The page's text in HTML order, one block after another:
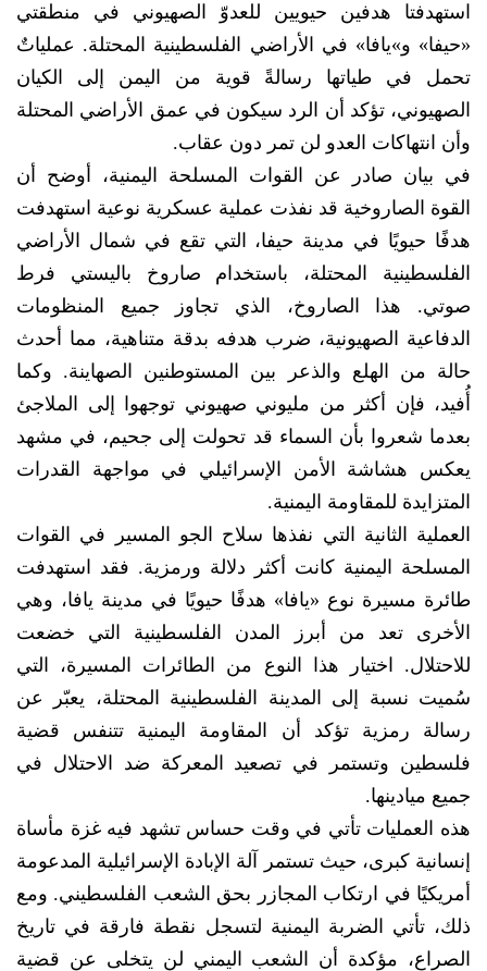
استهدفتا هدفين حيويين للعدوّ الصهيوني في منطقتي
«حيفا» و»يافا» في الأراضي الفلسطينية المحتلة. عملياتٌ
تحمل في طياتها رسالةً قوية من اليمن إلى الكيان
الصهيوني، تؤكد أن الرد سيكون في عمق الأراضي المحتلة
وأن انتهاكات العدو لن تمر دون عقاب.
في بيان صادر عن القوات المسلحة اليمنية، أوضح أن
القوة الصاروخية قد نفذت عملية عسكرية نوعية استهدفت
هدفًا حيويًا في مدينة حيفا، التي تقع في شمال الأراضي
الفلسطينية المحتلة، باستخدام صاروخ باليستي فرط
صوتي. هذا الصاروخ، الذي تجاوز جميع المنظومات
الدفاعية الصهيونية، ضرب هدفه بدقة متناهية، مما أحدث
حالة من الهلع والذعر بين المستوطنين الصهاينة. وكما
أُفيد، فإن أكثر من مليوني صهيوني توجهوا إلى الملاجئ
بعدما شعروا بأن السماء قد تحولت إلى جحيم، في مشهد
يعكس هشاشة الأمن الإسرائيلي في مواجهة القدرات
المتزايدة للمقاومة اليمنية.
العملية الثانية التي نفذها سلاح الجو المسير في القوات
المسلحة اليمنية كانت أكثر دلالة ورمزية. فقد استهدفت
طائرة مسيرة نوع «يافا» هدفًا حيويًا في مدينة يافا، وهي
الأخرى تعد من أبرز المدن الفلسطينية التي خضعت
للاحتلال. اختيار هذا النوع من الطائرات المسيرة، التي
سُميت نسبة إلى المدينة الفلسطينية المحتلة، يعبّر عن
رسالة رمزية تؤكد أن المقاومة اليمنية تتنفس قضية
فلسطين وتستمر في تصعيد المعركة ضد الاحتلال في
جميع ميادينها.
هذه العمليات تأتي في وقت حساس تشهد فيه غزة مأساة
إنسانية كبرى، حيث تستمر آلة الإبادة الإسرائيلية المدعومة
أمريكيًا في ارتكاب المجازر بحق الشعب الفلسطيني. ومع
ذلك، تأتي الضربة اليمنية لتسجل نقطة فارقة في تاريخ
الصراع، مؤكدة أن الشعب اليمني لن يتخلى عن قضية